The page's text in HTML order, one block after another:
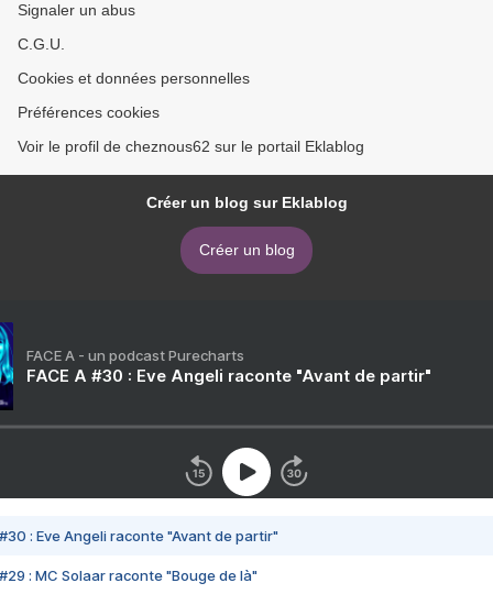
Signaler un abus
C.G.U.
Cookies et données personnelles
Préférences cookies
Voir le profil de cheznous62 sur le portail Eklablog
Créer un blog sur Eklablog
Créer un blog
FACE A - un podcast Purecharts
FACE A #30 : Eve Angeli raconte "Avant de partir"
#30 : Eve Angeli raconte "Avant de partir"
#29 : MC Solaar raconte "Bouge de là"